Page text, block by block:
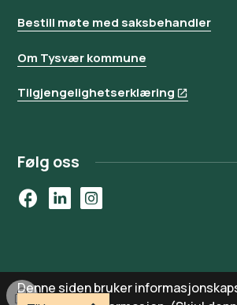
Bestill møte med saksbehandler
Om Tysvær kommune
Tilgjengelighetserklæring
Følg oss
FacebookLinkedInInstagram
Denne siden bruker